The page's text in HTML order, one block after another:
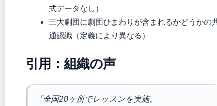
式データなし）
三大劇団に劇団ひまわりが含まれるかどうかの
通認識（定義により異なる）
引用：組織の声
「全国20ヶ所でレッスンを実施。